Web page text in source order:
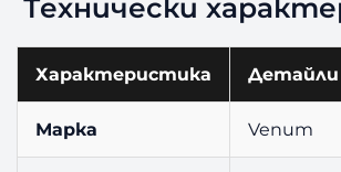
Технически
Характеристика Детайли
Марка Venum